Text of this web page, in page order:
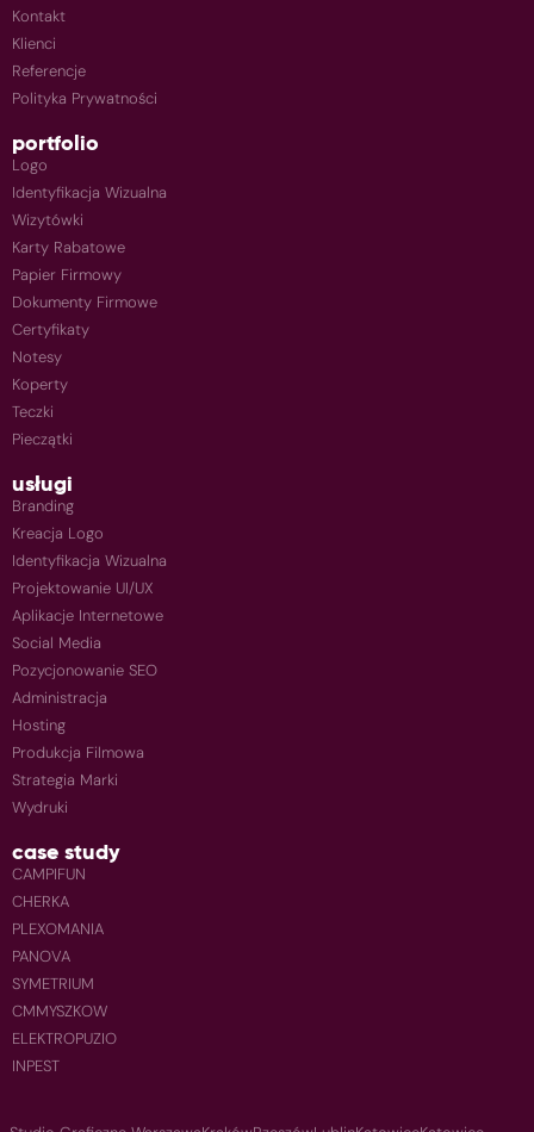
Kontakt
Klienci
Referencje
Polityka Prywatności
portfolio
Logo
Identyfikacja Wizualna
Wizytówki
Karty Rabatowe
Papier Firmowy
Dokumenty Firmowe
Certyfikaty
Notesy
Koperty
Teczki
Pieczątki
usługi
Branding
Kreacja Logo
Identyfikacja Wizualna
Projektowanie UI/UX
Aplikacje Internetowe
Social Media
Pozycjonowanie SEO
Administracja
Hosting
Produkcja Filmowa
Strategia Marki
Wydruki
case study
CAMPIFUN
CHERKA
PLEXOMANIA
PANOVA
SYMETRIUM
CMMYSZKOW
ELEKTROPUZIO
INPEST